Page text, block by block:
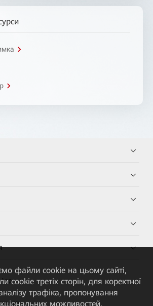
App
файли cookie на цьому сайті,
третіх сторін, для коректної
трафіка, пропонування
можливостей,